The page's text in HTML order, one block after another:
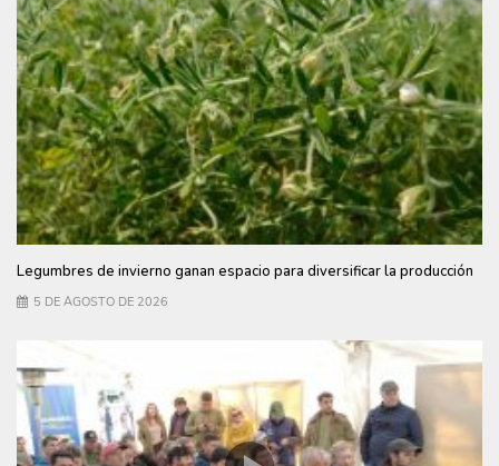
Legumbres de invierno ganan espacio para diversificar la producción
5 DE AGOSTO DE 2026